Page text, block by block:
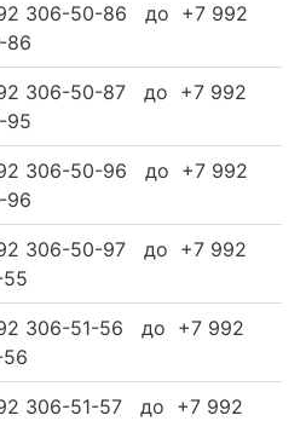
306-50-86 до +7 992
86
306-50-87 до +7 992
95
306-50-96 до +7 992
96
306-50-97 до +7 992
306-51-56 до +7 992
306-51-57 до +7 992